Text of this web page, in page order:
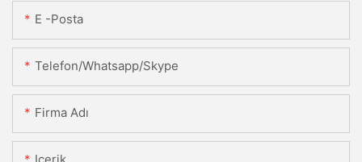
E -posta
Telefon/Whatsapp/Skype
Firma Adı